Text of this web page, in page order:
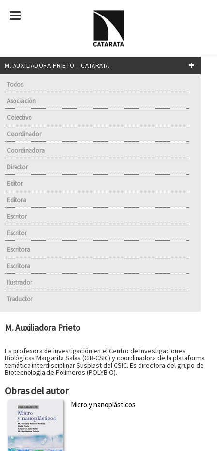
M. AUXILIADORA PRIETO – CATARATA
Todos
Asociación
Colectivo
Coordinador
Coordinadora
Director
Editor
Editora
Escritor
Escritor
Escritora
Escritora
Ilustrador
Traductor
M. Auxiliadora Prieto
Es profesora de investigación en el Centro de Investigaciones
Biológicas Margarita Salas (CIB-CSIC) y coordinadora de la plataforma
temática interdisciplinar Susplast del CSIC. Es directora del grupo de
Biotecnología de Polímeros (POLYBIO).
Obras del autor
Micro y nanoplásticos